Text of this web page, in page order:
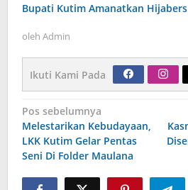
Bupati Kutim Amanatkan
oleh Admin
Ikuti Kami Pada
Navigasi
pos
Pos sebelumnya
Melestarikan Kebudayaan,
LKK Kutim Gelar Pentas
Seni Di Folder Maulana